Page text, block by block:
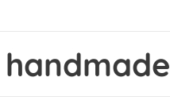
handmade